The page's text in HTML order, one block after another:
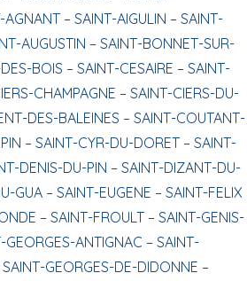
AGNANT –SAINT-AIGULIN – SAINT-
AUGUSTIN – SAINT-BONNET-SUR-
BOIS – SAINT-CESAIRE – SAINT-
CHAMPAGNE –SAINT-CIERS-DU-
DES-BALEINES – SAINT-COUTANT-
– SAINT-CYR-DU-DORET – SAINT-
DENIS-DU-PIN – SAINT-DIZANT-DU-
GUA – SAINT-EUGENE – SAINT-FELIX
– SAINT-FROULT – SAINT-GENIS-
GEORGES-ANTIGNAC – SAINT-
SAINT-GEORGES-DE-DIDONNE –